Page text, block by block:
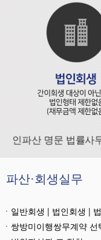
파산 명문 법률사
파산·회생실무
ㆍ일반회생 | 법인회생 |
ㆍ쌍방미이행쌍무계약
ㆍ법인파산과 그 절차